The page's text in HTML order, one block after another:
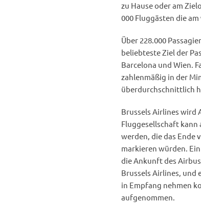
zu Hause oder am
000 Fluggästen die
Über 228.000
beliebteste Ziel der
Barcelona und Wien.
zahlenmäßig in der
überdurchschnittlich
Brussels Airlines wird
Fluggesellschaft kann
werden, die das Ende
markieren würden.
die Ankunft des
Brussels Airlines, und
in Empfang nehmen
aufgenommen.